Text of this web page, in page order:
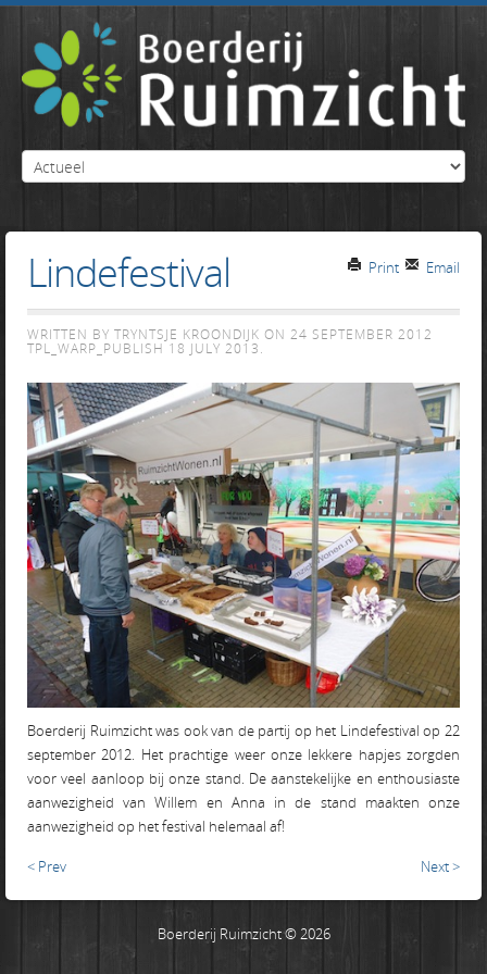
Email
Print
Lindefestival
WRITTEN BY TRYNTSJE KROONDIJK ON 24 SEPTEMBER 2012
TPL_WARP_PUBLISH 18 JULY 2013.
Boerderij Ruimzicht was ook van de partij op het Lindefestival op 22
september 2012. Het prachtige weer onze lekkere hapjes zorgden
voor veel aanloop bij onze stand. De aanstekelijke en enthousiaste
aanwezigheid van Willem en Anna in de stand maakten onze
aanwezigheid op het festival helemaal af!
< Prev Next >
Boerderij Ruimzicht © 2026